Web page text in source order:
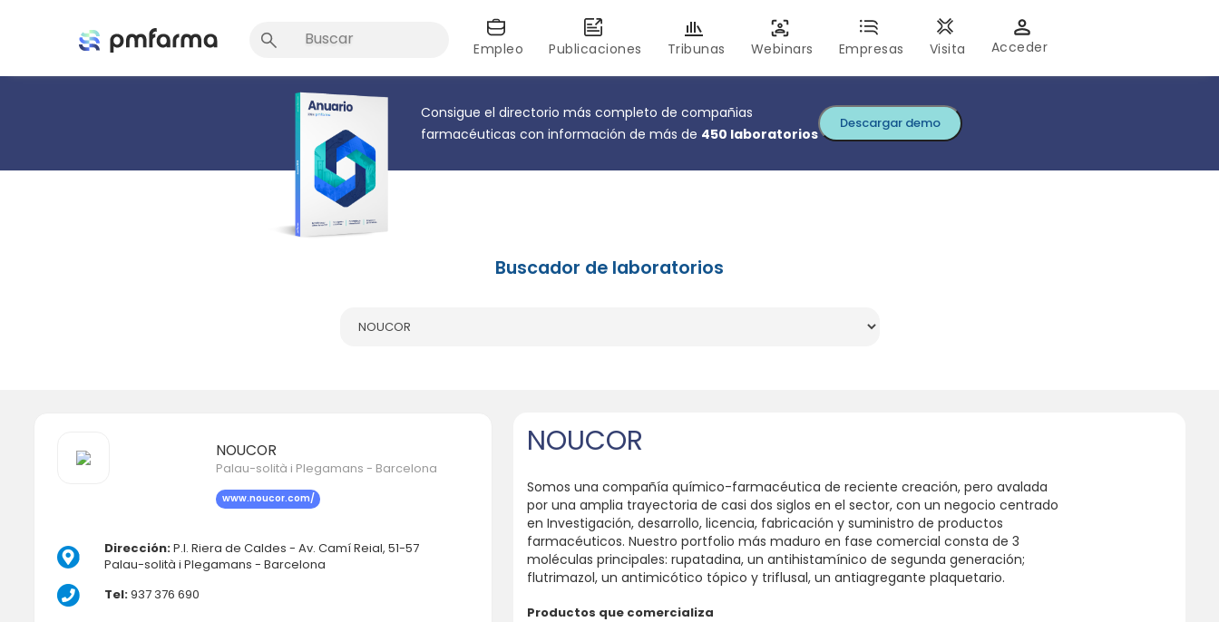
Empleo Publicaciones Tribunas Webinars Empresas Visita Acceder
Consigue el directorio más completo de compañias
farmacéuticas con información de más de 450 laboratorios
Descargar demo
Buscador de laboratorios
NOUCOR
Palau-solità i Plegamans - Barcelona
www.noucor.com/
Dirección:P.I. Riera de Caldes - Av. Camí Reial, 51-57
Palau-solità i Plegamans - Barcelona
Tel:937 376 690
NOUCOR
Somos una compañía químico-farmacéutica de reciente creación, pero avalada
por una amplia trayectoria de casi dos siglos en el sector, con un negocio centrado
en Investigación, desarrollo, licencia, fabricación y suministro de productos
farmacéuticos. Nuestro portfolio más maduro en fase comercial consta de 3
moléculas principales: rupatadina, un antihistamínico de segunda generación;
flutrimazol, un antimicótico tópico y triflusal, un antiagregante plaquetario.
Productos que comercializa